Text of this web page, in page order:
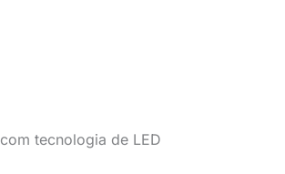
tecnologia de LED